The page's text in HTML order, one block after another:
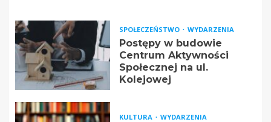
SPOŁECZEŃSTWO WYDARZENIA
Postępy w budowie
Centrum Aktywności
Społecznej na ul.
Kolejowej
KULTURA WYDARZENIA